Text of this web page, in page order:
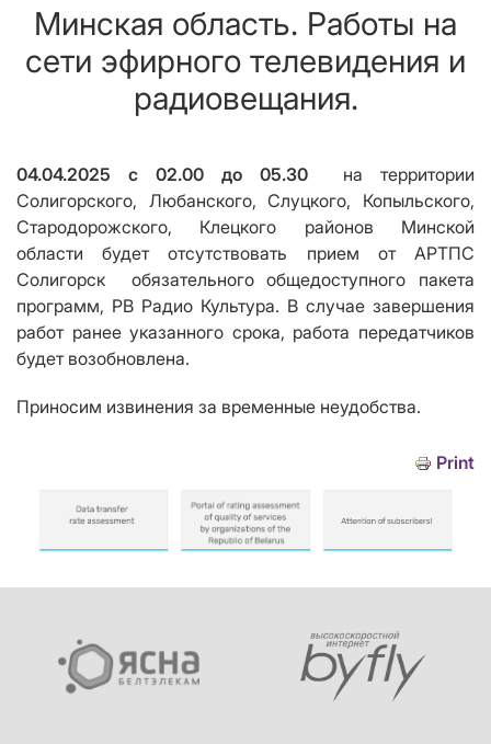
Минская область. Работы на
сети эфирного телевидения и
радиовещания.
04.04.2025 с 02.00 до 05.30
на территории
Солигорского, Любанского, Слуцкого, Копыльского,
Стародорожского, Клецкого районов Минской
области будет отсутствовать прием от АРТПС
Солигорск
обязательного общедоступного пакета
программ, РВ Радио Культура. В случае завершения
работ ранее указанного срока, работа передатчиков
будет возобновлена.
Приносим извинения за временные неудобства.
Print